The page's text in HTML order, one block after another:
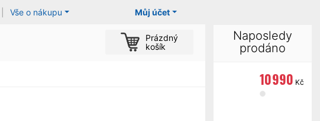
Můj účet
Vše o nákupu
Prázdný
košík
Naposledy
prodáno
10 990 Kč